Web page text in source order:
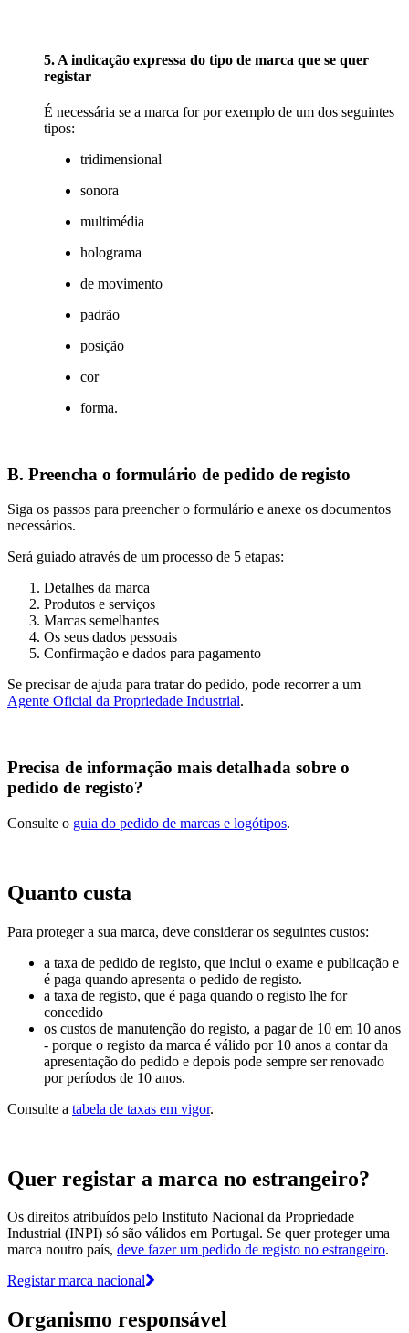
5. A indicação expressa do tipo de marca que se quer
registar
É necessária se a marca for por exemplo de um dos seguintes
tipos:
tridimensional
sonora
multimédia
holograma
de movimento
padrão
posição
cor
forma.
B. Preencha o formulário de pedido de registo
Siga os passos para preencher o formulário e anexe os documentos
necessários.
Será guiado através de um processo de 5 etapas:
Detalhes da marca
Produtos e serviços
Marcas semelhantes
Os seus dados pessoais
Confirmação e dados para pagamento
Se precisar de ajuda para tratar do pedido, pode recorrer a um
Agente Oficial da Propriedade Industrial.
Precisa de informação mais detalhada sobre o
pedido de registo?
Consulte o guia do pedido de marcas e logótipos.
Quanto custa
Para proteger a sua marca, deve considerar os seguintes custos:
a taxa de pedido de registo, que inclui o exame e publicação e
é paga quando apresenta o pedido de registo.
a taxa de registo, que é paga quando o registo lhe for
concedido
os custos de manutenção do registo, a pagar de 10 em 10 anos
- porque o registo da marca é válido por 10 anos a contar da
apresentação do pedido e depois pode sempre ser renovado
por períodos de 10 anos.
Consulte a tabela de taxas em vigor.
Quer registar a marca no estrangeiro?
Os direitos atribuídos pelo Instituto Nacional da Propriedade
Industrial (INPI) só são válidos em Portugal. Se quer proteger uma
marca noutro país, deve fazer um pedido de registo no estrangeiro.
Registar marca nacional
Organismo responsável